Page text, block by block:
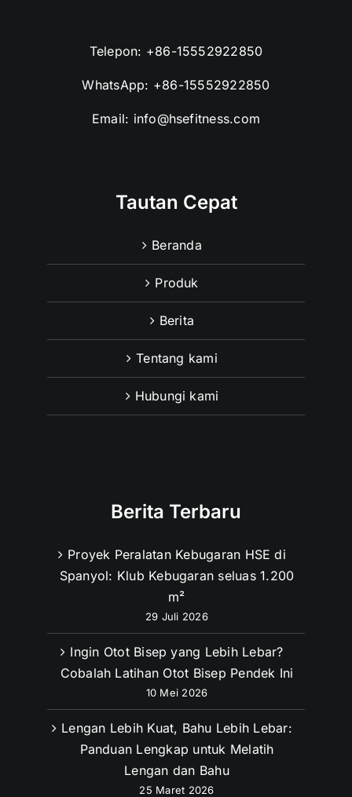
Telepon: +86-15552922850
WhatsApp: +86-15552922850
Email: info@hsefitness.com
Tautan Cepat
Beranda
Produk
Berita
Tentang kami
Hubungi kami
Berita Terbaru
Proyek Peralatan Kebugaran HSE di
Spanyol: Klub Kebugaran seluas 1.200
m²
29 Juli 2026
Ingin Otot Bisep yang Lebih Lebar?
Cobalah Latihan Otot Bisep Pendek Ini
10 Mei 2026
Lengan Lebih Kuat, Bahu Lebih Lebar:
Panduan Lengkap untuk Melatih
Lengan dan Bahu
25 Maret 2026